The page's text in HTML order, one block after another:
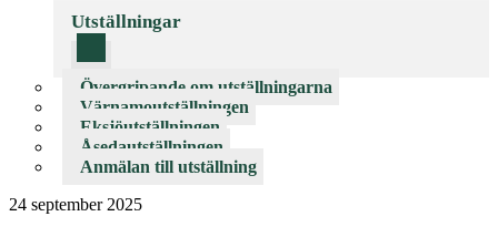
Utställningar
Övergripande om utställningarna
Värnamoutställningen
Eksjöutställningen
Åsedautställningen
Anmälan till utställning
24 september 2025